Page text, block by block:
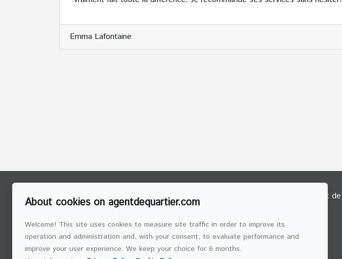
Emma Lafontaine
Agent de Quartier
Home
Team
Testimonials
Contact
To reach us
GROUPE SUTTON IMMOBILIA
(514) 272-1010
SEND US AN EMAIL
About cookies on agentdequartier.com
Welcome! This site uses cookies to measure site traffic in order to improve its
operation and administration and, with your consent, to evaluate performance and
improve your user experience. We keep your choice for 6 months.